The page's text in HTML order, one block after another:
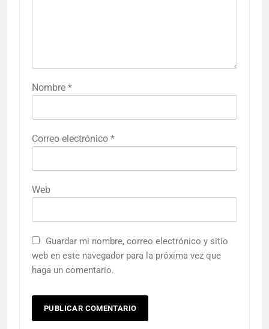
Nombre *
Correo electrónico *
Web
Guardar mi nombre, correo electrónico y sitio
web en este navegador para la próxima vez que
haga un comentario.